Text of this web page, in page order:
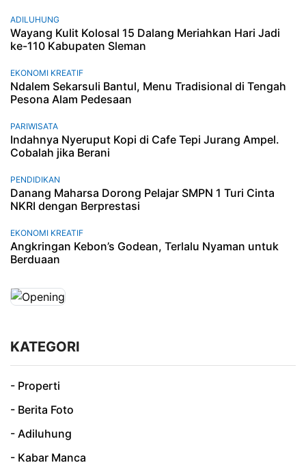
ADILUHUNG
Wayang Kulit Kolosal 15 Dalang Meriahkan Hari Jadi
ke-110 Kabupaten Sleman
EKONOMI KREATIF
Ndalem Sekarsuli Bantul, Menu Tradisional di Tengah
Pesona Alam Pedesaan
PARIWISATA
Indahnya Nyeruput Kopi di Cafe Tepi Jurang Ampel.
Cobalah jika Berani
PENDIDIKAN
Danang Maharsa Dorong Pelajar SMPN 1 Turi Cinta
NKRI dengan Berprestasi
EKONOMI KREATIF
Angkringan Kebon’s Godean, Terlalu Nyaman untuk
Berduaan
KATEGORI
- Properti
- Berita Foto
- Adiluhung
- Kabar Manca